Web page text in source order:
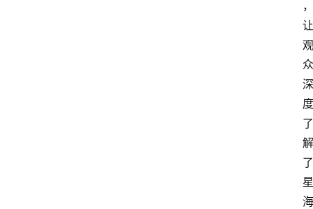
，
让
观
众
深
度
了
解
了
星
海